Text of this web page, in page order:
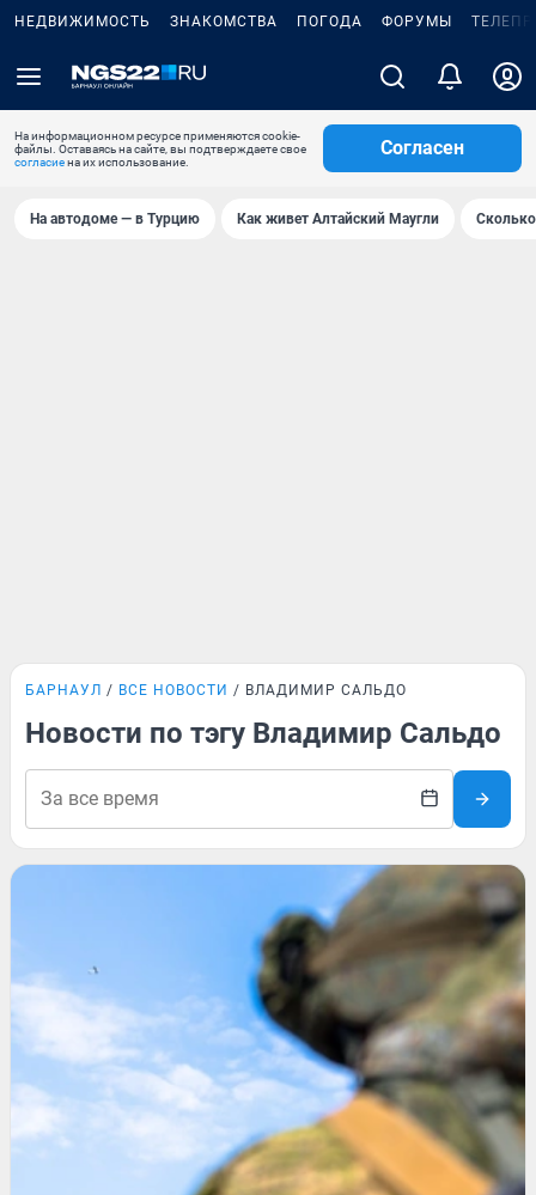
НЕДВИЖИМОСТЬ ЗНАКОМСТВА ПОГОДА ФОРУМЫ
На информационном ресурсе применяются cookie-
файлы. Оставаясь на сайте, вы подтверждаете свое
согласиена их использование.
Согласен
На автодоме — в Турцию Как живет Алтайский Маугли
БАРНАУЛ ВСЕ НОВОСТИ ВЛАДИМИР САЛЬДО
Новости по тэгу Владимир Сальдо